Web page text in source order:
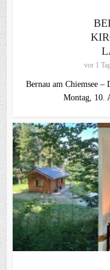
vor 1 Tag
Bernau am Chiemsee –
Montag, 10.